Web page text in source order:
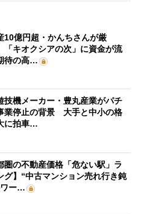
10億円超・かんちさんが厳
「キオクシアの次」に資金が流
待の高…
技機メーカー・豊丸産業がパチ
業停止の背景 大手と中小の格
に拍車…
圏の不動産価格「危ない駅」ラ
グ】“中古マンション売れ行き鈍
ー…